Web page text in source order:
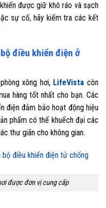
được giữ khô ráo và sạch
sự cố, hãy kiểm tra các kết
điều khiển điện ở
xông hơi, LifeVista còn
hàng tốt nhất cho bạn. Các
điện đảm bảo hoạt động hiệu
phẩm có thể khuếch đại các
thư giãn cho không gian.
được đơn vị cung cấp